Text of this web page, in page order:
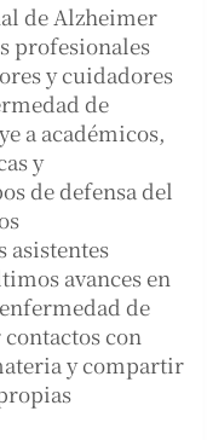
de Alzheimer
profesionales
y cuidadores
de
a académicos,
y
de defensa del
asistentes
avances en
de
con
y compartir